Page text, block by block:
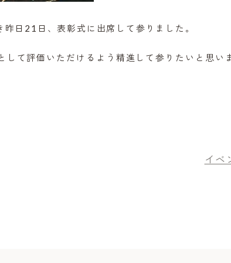
日21日、表彰式に出席して参りました。
て評価いただけるよう精進して参りたいと思い
イベ